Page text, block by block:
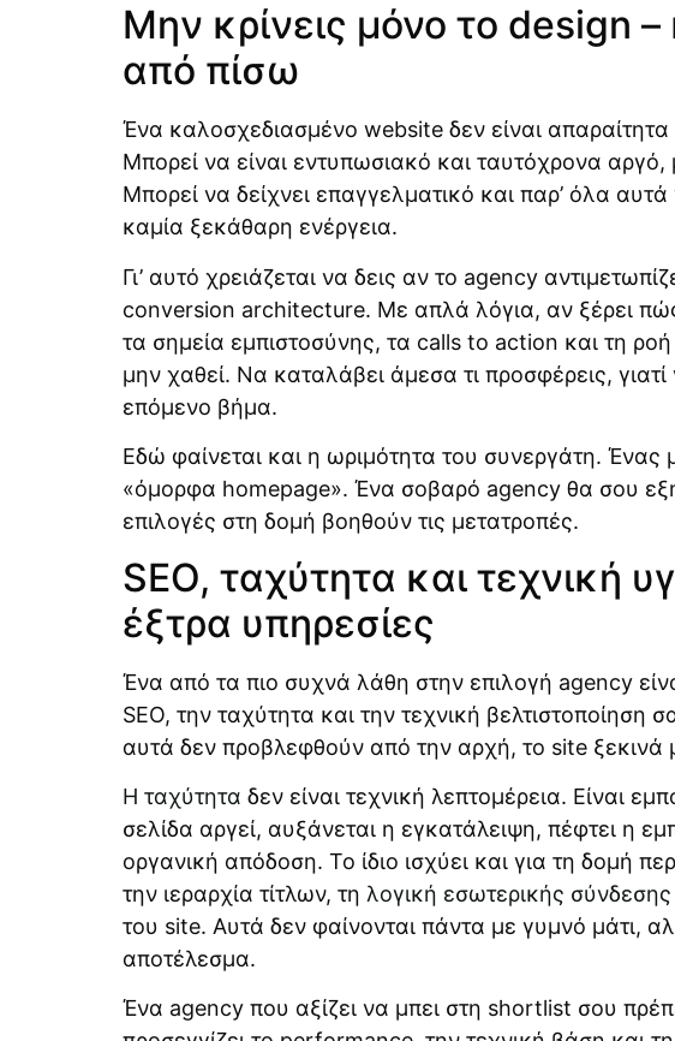
Μην κρίνεις μόνο το design
από πίσω
Ένα καλοσχεδιασμένο website δεν είναι
Μπορεί να είναι εντυπωσιακό και ταυτόχρονα
Μπορεί να δείχνει επαγγελματικό και παρ’ όλα
καμία ξεκάθαρη ενέργεια.
Γι’ αυτό χρειάζεται να δεις αν το agency
conversion architecture. Με απλά λόγια, αν ξέρει
τα σημεία εμπιστοσύνης, τα calls to action και τη
μην χαθεί. Να καταλάβει άμεσα τι προσφέρεις, γιατί
επόμενο βήμα.
Εδώ φαίνεται και η ωριμότητα του συνεργάτη. Ένας
«όμορφα homepage». Ένα σοβαρό agency θα σου
επιλογές στη δομή βοηθούν τις μετατροπές.
SEO, ταχύτητα και τεχνική
έξτρα υπηρεσίες
Ένα από τα πιο συχνά λάθη στην επιλογή agency
SEO, την ταχύτητα και την τεχνική
αυτά δεν προβλεφθούν από την αρχή, το site ξεκινά
Η ταχύτητα δεν είναι τεχνική λεπτομέρεια. Είναι
σελίδα αργεί, αυξάνεται η εγκατάλειψη, πέφτει η
οργανική απόδοση. Το ίδιο ισχύει και για τη δομή
την ιεραρχία τίτλων, τη λογική εσωτερικής σύνδεσης
του site. Αυτά δεν φαίνονται πάντα με γυμνό μάτι,
αποτέλεσμα.
Ένα agency που αξίζει να μπει στη shortlist σου